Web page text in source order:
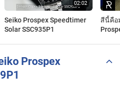
Seiko Prospex Speedtimer
Solar SSC935P1
สีนี้คือ
Prospex